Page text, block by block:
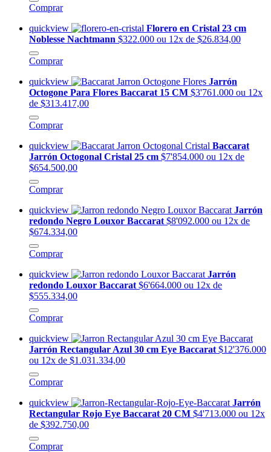
Comprar
quickview
Florero en Cristal 23 cm
Noblesse Nachtmann $322.000 ou 12x de $26.834,00
Comprar
quickview
Jarrón
Octogone Para Flores Baccarat 15 CM $3'761.000 ou 12x
de $313.417,00
Comprar
quickview
Baccarat
Jarrón Octogonal Cristal 25 cm $7'854.000 ou 12x de
$654.500,00
Comprar
quickview
Jarrón
redondo Negro Louxor Baccarat $8'092.000 ou 12x de
$674.334,00
Comprar
quickview
Jarrón
redondo Louxor Baccarat $6'664.000 ou 12x de
$555.334,00
Comprar
quickview
Jarrón Rectangular Azul 30 cm Eye Baccarat $12'376.000
ou 12x de $1.031.334,00
Comprar
quickview
Jarrón
Rectangular Rojo Eye Baccarat 20 CM $4'713.000 ou 12x
de $392.750,00
Comprar